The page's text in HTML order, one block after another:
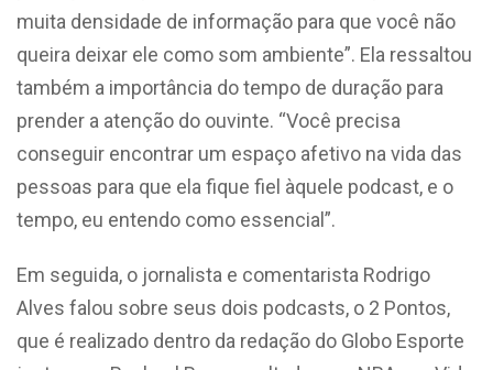
muita densidade de informação para que você não
queira deixar ele como som ambiente”. Ela ressaltou
também a importância do tempo de duração para
prender a atenção do ouvinte. “Você precisa
conseguir encontrar um espaço afetivo na vida das
pessoas para que ela fique fiel àquele podcast, e o
tempo, eu entendo como essencial”.
Em seguida, o jornalista e comentarista Rodrigo
Alves falou sobre seus dois podcasts, o 2 Pontos,
que é realizado dentro da redação do Globo Esporte